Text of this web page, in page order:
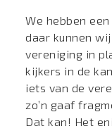
We hebben
daar kunnen
vereniging in
kijkers in de
iets van de
zo’n gaaf
Dat kan! Het